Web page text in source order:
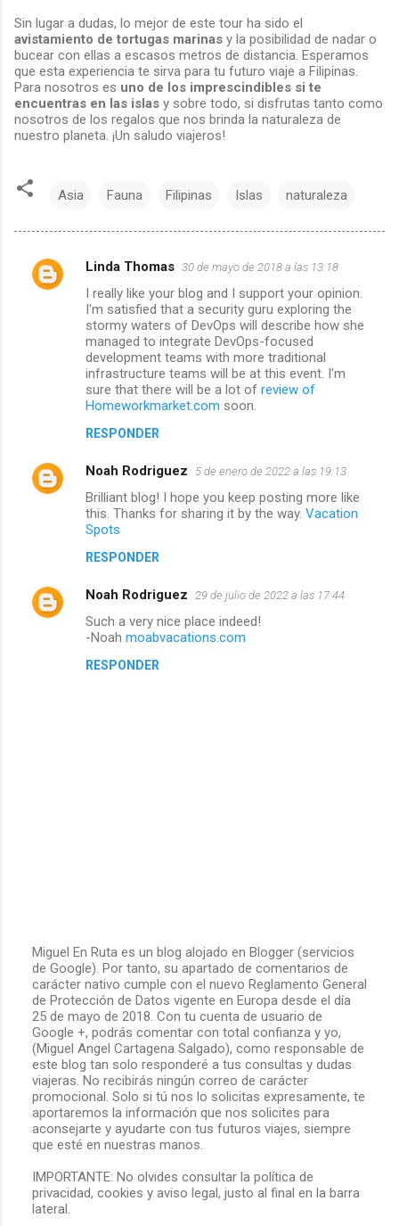
Sin lugar a dudas, lo mejor de este tour ha sido el
avistamiento de tortugas marinas y la posibilidad de nadar o
bucear con ellas a escasos metros de distancia. Esperamos
que esta experiencia te sirva para tu futuro viaje a Filipinas.
Para nosotros es uno de los imprescindibles si te
encuentras en las islas y sobre todo, si disfrutas tanto como
nosotros de los regalos que nos brinda la naturaleza de
nuestro planeta. ¡Un saludo viajeros!
Asia Fauna Filipinas Islas naturaleza
C
a
o
Linda Thomas 30 de mayo de 2018 a las 13:18
I really like your blog and I support your opinion.
I'm satisfied that a security guru exploring the
stormy waters of DevOps will describe how she
managed to integrate DevOps-focused
development teams with more traditional
infrastructure teams will be at this event. I'm
sure that there will be a lot of review of
Homeworkmarket.com soon.
RESPONDER
Noah Rodriguez 5 de enero de 2022 a las 19:13
Brilliant blog! I hope you keep posting more like
this. Thanks for sharing it by the way. Vacation
Spots
RESPONDER
Noah Rodriguez 29 de julio de 2022 a las 17:44
Such a very nice place indeed!
-Noah moabvacations.com
RESPONDER
P
u
b
l
i
c
a
r
u
n
c
o
e
n
t
Miguel En Ruta es un blog alojado en Blogger (servicios
de Google). Por tanto, su apartado de comentarios de
carácter nativo cumple con el nuevo Reglamento General
de Protección de Datos vigente en Europa desde el día
25 de mayo de 2018. Con tu cuenta de usuario de
Google +, podrás comentar con total confianza y yo,
(Miguel Angel Cartagena Salgado), como responsable de
este blog tan solo responderé a tus consultas y dudas
viajeras. No recibirás ningún correo de carácter
promocional. Solo si tú nos lo solicitas expresamente, te
aportaremos la información que nos solicites para
aconsejarte y ayudarte con tus futuros viajes, siempre
que esté en nuestras manos.
IMPORTANTE: No olvides consultar la política de
privacidad, cookies y aviso legal, justo al final en la barra
lateral.